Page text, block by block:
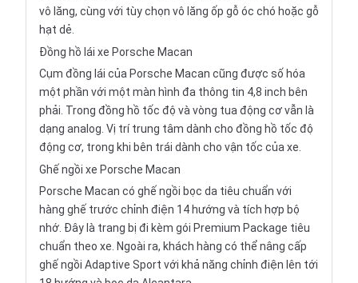
vô lăng, cùng với tùy chọn vô lăng ốp gỗ óc chó hoặc gỗ
hạt dẻ.
Đồng hồ lái xe Porsche Macan
Cụm đồng lái của Porsche Macan cũng được số hóa
một phần với một màn hình đa thông tin 4,8 inch bên
phải. Trong đồng hồ tốc độ và vòng tua động cơ vẫn là
dạng analog. Vị trí trung tâm dành cho đồng hồ tốc độ
động cơ, trong khi bên trái dành cho vận tốc của xe.
Ghế ngồi xe Porsche Macan
Porsche Macan có ghế ngồi bọc da tiêu chuẩn với
hàng ghế trước chỉnh điện 14 hướng và tích hợp bộ
nhớ. Đây là trang bị đi kèm gói Premium Package tiêu
chuẩn theo xe. Ngoài ra, khách hàng có thể nâng cấp
ghế ngồi Adaptive Sport với khả năng chỉnh điện lên tới